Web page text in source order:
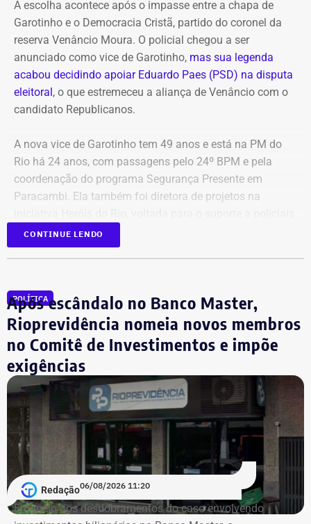
crime, sejam adotadas as medidas legais cabíveis,
incluindo o eventual oferecimento de denúncia.
Para embasar o pedido, a parlamentar anexou capturas
de tela da publicação e os links das postagens
divulgadas por Janones nas redes sociais.
A escolha acontece após o impasse entre a chapa de
Garotinho e o Democracia Cristã, partido do coronel da
reserva Venâncio Moura. O policial chegou a ser
anunciado como vice de Garotinho, mas sua legenda
acabou decidindo apoiar Eduardo Paes (PSD) na disputa
eleitoral, o que estremeceu a aliança de Venâncio com o
candidato Republicanos.
A nova vice de Garotinho tem 49 anos e está na PM do
Rio há 24 anos, com passagens pelo 24º BPM e pela
coordenação do programa Segurança Presente em
Paracambi. Ela também foi diretora de projetos na
feridos e a familiares de agentes falecidos.
própria do ex-governador Wilson Witzel, mas o político
desistiu da disputa para apoiar a campanha de Anthony
Garotinho.
Com informações de Lauro Jardim, do jornal “O Globo”.
CONTINUE LENDO
POLÍTICA
Após escândalo no Banco Master,
Rioprevidência nomeia novos membros
no Comitê de Investimentos e impõe
exigências
Redação06/08/2026 11:20
Em meio aos desdobramentos do caso envolvendo